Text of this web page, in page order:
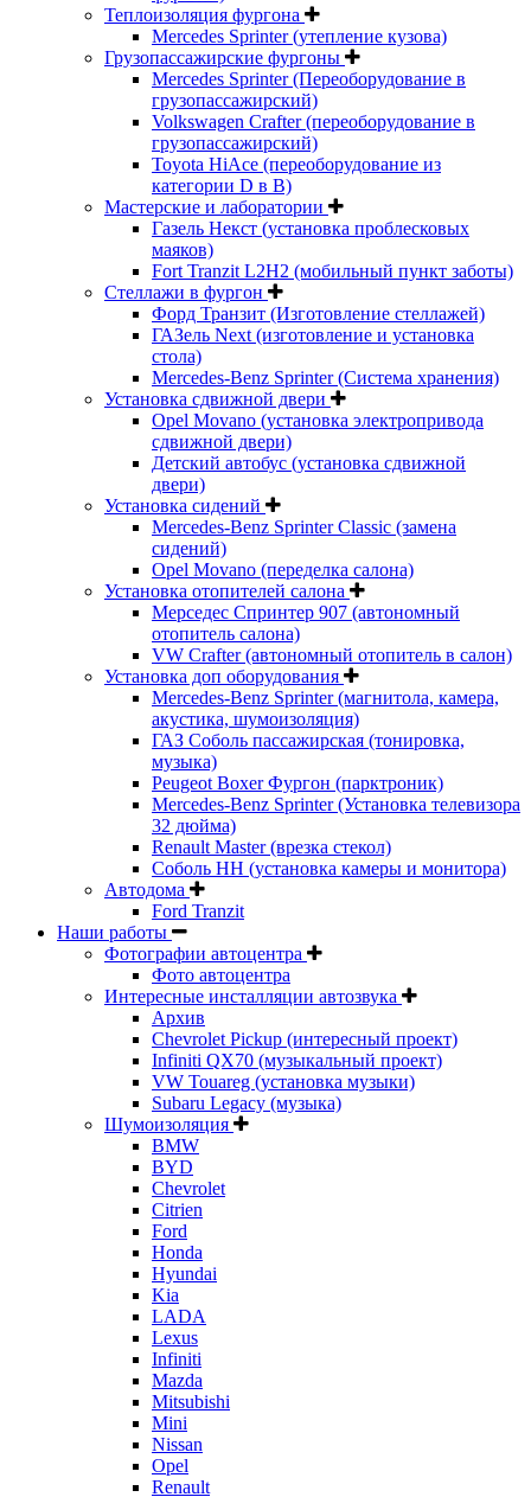
Теплоизоляция фургона
Mercedes Sprinter (утепление кузова)
Грузопассажирские фургоны
Mercedes Sprinter (Переоборудование в
грузопассажирский)
Volkswagen Crafter (переоборудование в
грузопассажирский)
Toyota HiAce (переоборудование из
категории D в B)
Мастерские и лаборатории
Газель Некст (установка проблесковых
маяков)
Fort Tranzit L2H2 (мобильный пункт заботы)
Стеллажи в фургон
Форд Транзит (Изготовление стеллажей)
ГАЗель Next (изготовление и установка
стола)
Mercedes-Benz Sprinter (Система хранения)
Установка сдвижной двери
Opel Movano (установка электропривода
сдвижной двери)
Детский автобус (установка сдвижной
двери)
Установка сидений
Mercedes-Benz Sprinter Classic (замена
сидений)
Opel Movano (переделка салона)
Установка отопителей салона
Мерседес Спринтер 907 (автономный
отопитель салона)
VW Crafter (автономный отопитель в салон)
Установка доп оборудования
Mercedes-Benz Sprinter (магнитола, камера,
акустика, шумоизоляция)
ГАЗ Соболь пассажирская (тонировка,
музыка)
Peugeot Boxer Фургон (парктроник)
Mercedes-Benz Sprinter (Установка телевизора
32 дюйма)
Renault Master (врезка стекол)
Соболь НН (установка камеры и монитора)
Автодома
Ford Tranzit
Наши работы
Фотографии автоцентра
Фото автоцентра
Интересные инсталляции автозвука
Архив
Chevrolet Pickup (интересный проект)
Infiniti QX70 (музыкальный проект)
VW Touareg (установка музыки)
Subaru Legacy (музыка)
Шумоизоляция
BMW
BYD
Chevrolet
Citrien
Ford
Honda
Hyundai
Kia
LADA
Lexus
Infiniti
Mazda
Mitsubishi
Mini
Nissan
Opel
Renault